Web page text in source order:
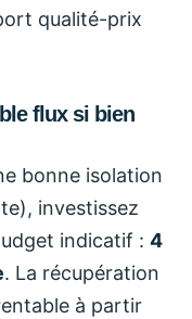
qualité-prix
flux si bien
bonne isolation
investissez
indicatif : 4
. La récupération
à partir